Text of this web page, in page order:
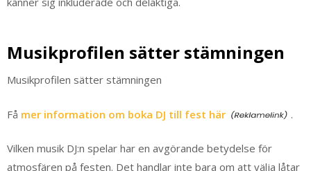
Musikprofilen sätter stämningen
Musikprofilen sätter stämningen
Få mer information om boka DJ till fest här .
Vilken musik DJ:n spelar har en avgörande betydelse för
atmosfären på festen. Det handlar inte bara om att välja låtar